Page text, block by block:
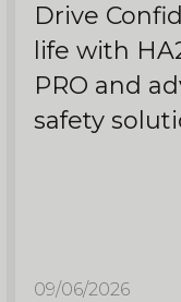
Drive
life with
PRO and
safety
09/06/2026